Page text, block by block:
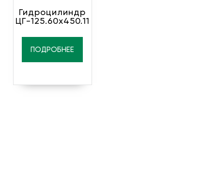
Гидроцилиндр
ЦГ-125.60х450.11
ПОДРОБНЕЕ